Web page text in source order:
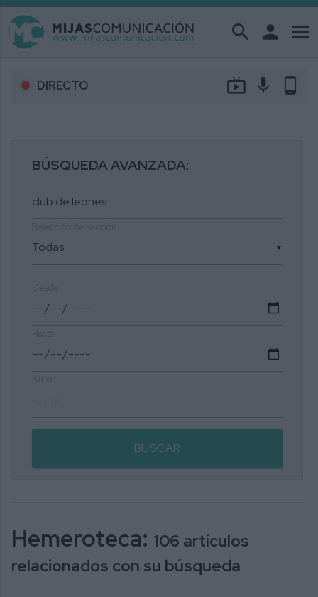
search person menu
DIRECTO live_tv mic phone_android
BÚSQUEDA AVANZADA:
▼
BUSCAR
Hemeroteca: 106 artículos
relacionados con su búsqueda